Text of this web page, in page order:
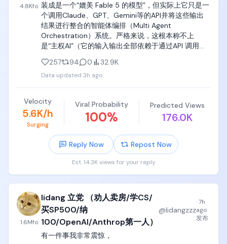
4.8Kfo 装成是一个“媲美 Fable 5 的模型”，但实际上它只是一
个调用Claude、GPT、Gemini等的API并将这些输出
结果进行整合的智能体编排（Multi Agent
Orchestration）系统。严格来说，这根本称不上
是“主权AI”（它的输入输出全部依赖于通过API 调用的
瘫痪）。而且在硅谷圈子里，它早就因为Fugu Ultra
的词元高消耗和高延迟而饱受差评。
如果日本政府相关人士如果连这种基本事实都没调研
过，就一本正经地说这“符合政府不依赖外国数据和系
统、实现本国自主管理的‘AI主权’方针”，那只能说明他
们对AI根本一窍不通。照这个架势，就算供应商偷偷在
后台把模型换成了中国Kimi或Qwen等的开源模型，他
们估计也察觉不到（顺带一提，Sakana AI自己开发的
是华裔之间竞争的大环境下，这款AI却将开发人员限定
为日本人，某种意义上这就等于作茧自缚，强迫自己
去依赖一个在国际标准下能力十分勉强的人才库。在
根本没有掌握底层基础模型控制权的情况下，仅在表
层的开发体制上加上国籍滤镜，这完全是把“国产”这个
257 94 0 32.9K
Data updated 3h ago
Velocity
5.6K/h
Surging
Viral Probability
100%
Predicted Views
176.0K
Reply Now Repost Now
Est. 14.3K views for your reply
1.6Mfo
lidang 立党 （劝人卖房/学CS/
买SP500/纳
100/OpenAI/Anthrop第一人）
@lidangzzz
·7h
ago
发布
有一件事我非常震惊，